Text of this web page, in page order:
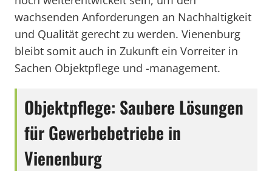
wachsenden Anforderungen an Nachhaltigkeit
und Qualität gerecht zu werden. Vienenburg
bleibt somit auch in Zukunft ein Vorreiter in
Sachen Objektpflege und -management.
Objektpflege: Saubere Lösungen
für Gewerbebetriebe in
Vienenburg